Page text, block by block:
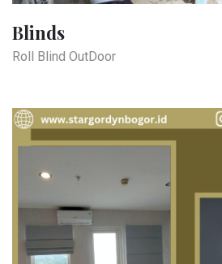
Blinds
Roll Blind OutDoor